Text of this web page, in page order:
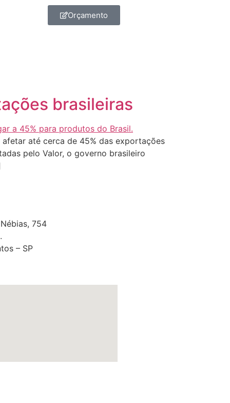
Orçamento
brasileiras
até cerca de 45% das exportações
pelo Valor, o governo brasileiro
754
– SP